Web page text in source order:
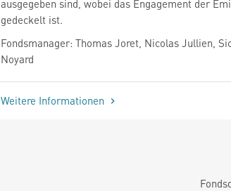
ausgegeben sind, wobei das Engagement der
gedeckelt ist.
Fondsmanager: Thomas Joret, Nicolas Jullien,
Noyard
Weitere Informationen